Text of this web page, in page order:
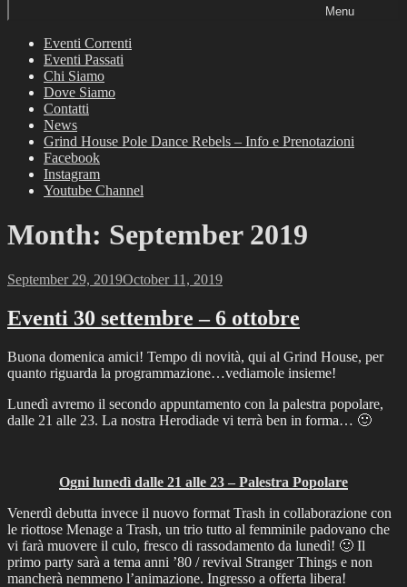
Menu
Eventi Correnti
Eventi Passati
Chi Siamo
Dove Siamo
Contatti
News
Grind House Pole Dance Rebels – Info e Prenotazioni
Facebook
Instagram
Youtube Channel
Month: September 2019
Posted
September 29, 2019October 11, 2019
Eventi 30 settembre – 6 ottobre
Buona domenica amici! Tempo di novità, qui al Grind House, per
quanto riguarda la programmazione…vediamole insieme!
Lunedì avremo il secondo appuntamento con la palestra popolare,
dalle 21 alle 23. La nostra Herodiade vi terrà ben in forma… 🙂
Ogni lunedì dalle 21 alle 23 – Palestra Popolare
Venerdì debutta invece il nuovo format Trash in collaborazione con
le riottose Menage a Trash, un trio tutto al femminile padovano che
vi farà muovere il culo, fresco di rassodamento da lunedì! 🙂 Il
primo party sarà a tema anni ’80 / revival Stranger Things e non
mancherà nemmeno l’animazione. Ingresso a offerta libera!